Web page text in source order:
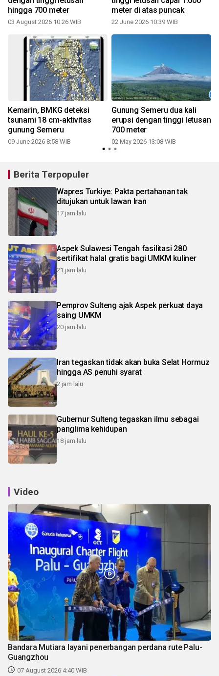
hingga 700 meter
03 August 2026 10:26 WIB
meter di atas puncak
22 June 2026 10:39 WIB
Kemarin, BMKG deteksi
tsunami 18 cm-aktivitas
gunung Semeru
09 June 2026 8:58 WIB
Gunung Semeru dua kali
erupsi dengan tinggi letusan
700 meter
02 May 2026 13:08 WIB
Berita Terpopuler
Wapres Turkiye: Pakta pertahanan tak
ditujukan untuk lawan Iran
17 jam lalu
Aspek Sulawesi Tengah fasilitasi 280
sertifikat halal gratis bagi UMKM kuliner
21 jam lalu
Pemprov Sulteng ajak Aspek perkuat daya
saing UMKM
20 jam lalu
Iran tegaskan tidak akan buka Selat Hormuz
hingga AS penuhi syarat
2 jam lalu
Gubernur Sulteng tegaskan ilmu sebagai
panglima kehidupan
18 jam lalu
Video
Bandara Mutiara layani penerbangan perdana rute Palu-
Guangzhou
07 August 2026 4:40 WIB